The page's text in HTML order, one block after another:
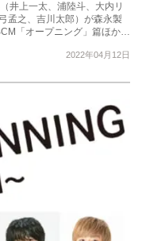
井上一太、浦陸斗、大内リ
孟之、吉川太郎）が森永製
「オープニング」篇ほか…
2022年04月12日